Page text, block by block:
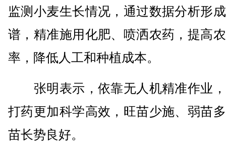
监测小麦生长情况，通过数据分析形
谱，精准施用化肥、喷洒农药，提高
率，降低人工和种植成本。
张明表示，依靠无人机精准作业
打药更加科学高效，旺苗少施、弱苗
苗长势良好。